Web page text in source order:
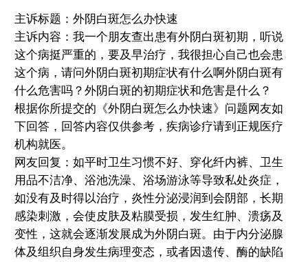
主诉标题：外阴白斑怎么办快速
主诉内容：我一个朋友查出患有外阴白斑初期，听说
这个病挺严重的，要及早治疗，我很担心自己也会患
这个病，请问外阴白斑初期症状有什么啊外阴白斑有
什么危害吗？外阴白斑的初期症状和危害是什么？
根据你所提交的《外阴白斑怎么办快速》问题网友如
下回答，回答内容仅供参考，疾病诊疗请到正规医疗
机构就医。
网友回复：如平时卫生习惯不好、穿化纤内裤、卫生
用品不洁净、浴池洗澡、浴场游泳等导致私处炎症，
如没有及时得以治疗，炎性分泌浸润到会阴部，长期
感染刺激，会使皮肤及粘膜受损，发生红肿、溃疡及
变性，这就会逐渐发展成为外阴白斑。由于内分泌腺
体及组织自身发生病理变态，或者因遗传、酶的缺陷